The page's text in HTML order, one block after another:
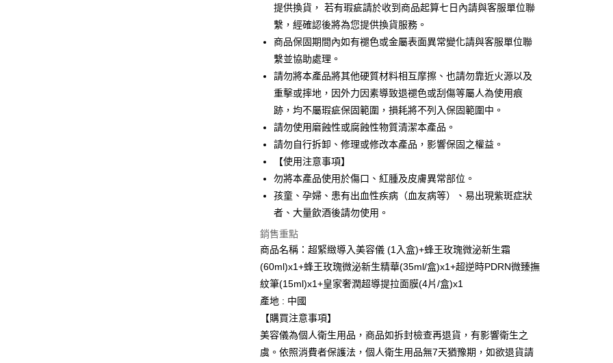
Google Pay
全盈+PAY
AFTEE先享後付
【關於「AFTEE先享後付」】
AFTEE先享後付是「在收到商品之後才付款」的支付方式。 讓您購物簡單
便利好安心！
２．便利：只要手機號碼，簡訊認證，即可結帳。
３．安心：先確認商品／服務後，再付款。
【「AFTEE先享後付」結帳流程】
１．於結帳方式選擇「AFTEE先享後付」後，將跳轉至「AFTEE先享後
付」結帳頁面，進行簡訊認證並確認金額後，即可完成結帳。
３．收到繳費通知簡訊後14天內，點擊此簡訊中的連結，可透過四大超商
／ATM／網路銀行／等多元方式進行付款，方視為交易完成。
絡購買商品的店家。未經商家同意取消之訂單仍視為有效，需透過AFTEE
先享後付繳納相關費用。
※ 交易是否成功請以「AFTEE先享後付 」之結帳頁面顯示為準，若有關於
是否繳費成功／繳費後需取消欲退款等相關疑問，請聯繫「AFTEE先享後
付客戶支援中心」
【注意事項】
１．透過由恩沛科技股份有限公司提供之「AFTEE先享後付」服務完成之
ATM付款
全家付款取貨
每筆NT$100，滿NT$600(含以上)免運費
每筆NT$100，滿NT$600(含以上)免運費
萊爾富取貨付款
每筆NT$100，滿NT$600(含以上)免運費
每筆NT$100，滿NT$600(含以上)免運費
7-11付款取貨
提供換貨， 若有瑕疵請於收到商品起算七日內請與客服單位聯
繫，經確認後將為您提供換貨服務。
商品保固期間內如有褪色或金屬表面異常變化請與客服單位聯
繫並協助處理。
請勿將本產品將其他硬質材料相互摩擦、也請勿靠近火源以及
重擊或摔地，因外力因素導致退褪色或刮傷等屬人為使用痕
跡，均不屬瑕疵保固範圍，損耗將不列入保固範圍中。
請勿使用磨蝕性或腐蝕性物質清潔本產品。
請勿自行拆卸、修理或修改本產品，影響保固之權益。
【使用注意事項】
勿將本產品使用於傷口、紅腫及皮膚異常部位。
孩童、孕婦、患有出血性疾病（血友病等）、易出現紫斑症狀
者、大量飲酒後請勿使用。
銷售重點
商品名稱：超緊緻導入美容儀 (1入盒)+蜂王玫瑰微泌新生霜
(60ml)x1+蜂王玫瑰微泌新生精華(35ml/盒)x1+超逆時PDRN微臻撫
紋筆(15ml)x1+皇家奢潤超導提拉面膜(4片/盒)x1
產地 : 中國
【購買注意事項】
美容儀為個人衛生用品，商品如拆封檢查再退貨，有影響衛生之
虞。依照消費者保護法，個人衛生用品無7天猶豫期，如欲退貨請